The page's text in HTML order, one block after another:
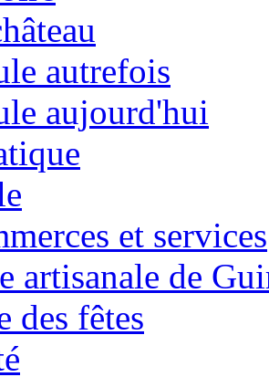
autrefois
aujourd'hui
et services
artisanale de
des fêtes